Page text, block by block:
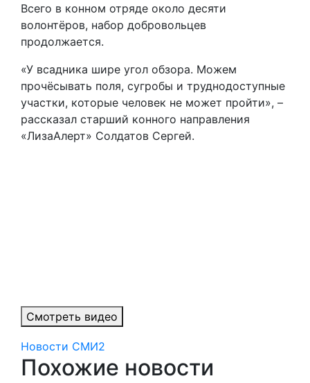
Всего в конном отряде около десяти
волонтёров, набор добровольцев
продолжается.
«У всадника шире угол обзора. Можем
прочёсывать поля, сугробы и труднодоступные
участки, которые человек не может пройти», –
рассказал старший конного направления
«ЛизаАлерт» Солдатов Сергей.
Смотреть видео
Новости СМИ2
Похожие новости